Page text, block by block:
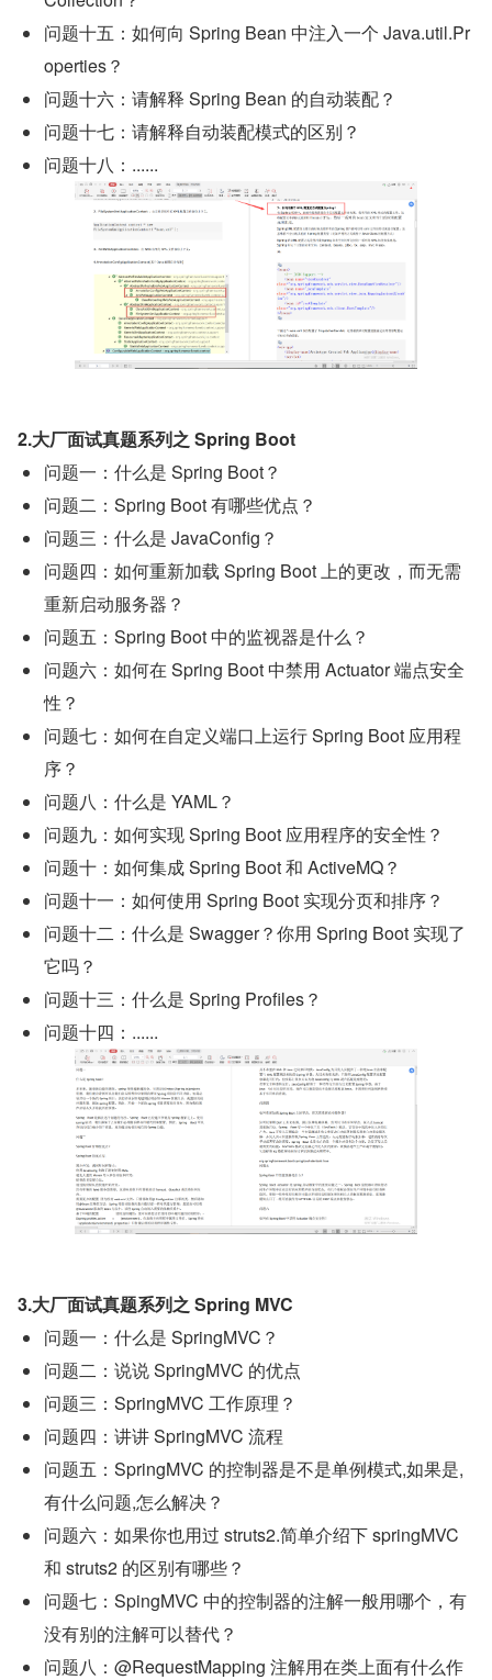
问题十五：如何向 Spring Bean 中注入一个 Java.util.Pr
operties？
问题十六：请解释 Spring Bean 的自动装配？
问题十七：请解释自动装配模式的区别？
问题十八：......
2.大厂面试真题系列之 Spring Boot
问题一：什么是 Spring Boot？
问题二：Spring Boot 有哪些优点？
问题三：什么是 JavaConfig？
问题四：如何重新加载 Spring Boot 上的更改，而无需
重新启动服务器？
问题五：Spring Boot 中的监视器是什么？
问题六：如何在 Spring Boot 中禁用 Actuator 端点安全
性？
问题七：如何在自定义端口上运行 Spring Boot 应用程
序？
问题八：什么是 YAML？
问题九：如何实现 Spring Boot 应用程序的安全性？
问题十：如何集成 Spring Boot 和 ActiveMQ？
问题十一：如何使用 Spring Boot 实现分页和排序？
问题十二：什么是 Swagger？你用 Spring Boot 实现了
它吗？
问题十三：什么是 Spring Profiles？
问题十四：......
3.大厂面试真题系列之 Spring MVC
问题一：什么是 SpringMVC？
问题二：说说 SpringMVC 的优点
问题三：SpringMVC 工作原理？
问题四：讲讲 SpringMVC 流程
问题五：SpringMVC 的控制器是不是单例模式,如果是,
有什么问题,怎么解决？
问题六：如果你也用过 struts2.简单介绍下 springMVC
和 struts2 的区别有哪些？
问题七：SpingMVC 中的控制器的注解一般用哪个，有
没有别的注解可以替代？
问题八：@RequestMapping 注解用在类上面有什么作